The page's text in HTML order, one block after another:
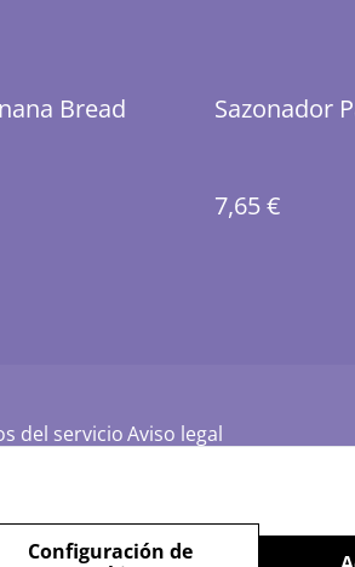
Bread Sazonador
7,65 €
del servicioAviso legal
Configuración de